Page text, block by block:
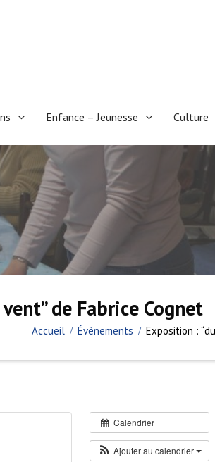
Enfance – Jeunesse Culture
de Fabrice Cognet
Accueil Évènements Exposition :
Calendrier
Ajouter au calendrier